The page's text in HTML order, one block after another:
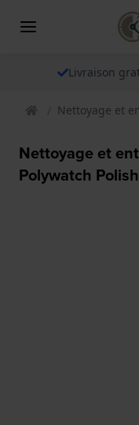
Livraison
Nettoyage et
Nettoyage et
Polywatch Polish